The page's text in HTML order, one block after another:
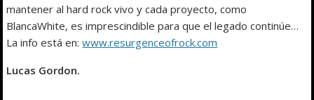
mantener al hard rock vivo y cada proyecto, como
BlancaWhite, es imprescindible para que el legado continúe…
La info está en:www.resurgenceofrock.com
Lucas Gordon.